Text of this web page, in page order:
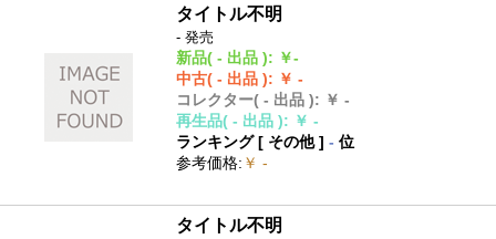
タイトル不明
- 発売
新品( - 出品 ): ￥-
中古( - 出品 ): ￥ -
コレクター( - 出品 ): ￥ -
再生品( - 出品 ): ￥ -
ランキング [ その他]- 位
参考価格: ￥ -
タイトル不明